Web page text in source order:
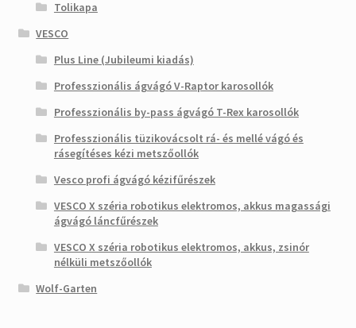
Tolikapa
VESCO
Plus Line (Jubileumi kiadás)
Professzionális ágvágó V-Raptor karosollók
Professzionális by-pass ágvágó T-Rex karosollók
Professzionális tüzikovácsolt rá- és mellé vágó és
rásegítéses kézi metszőollók
Vesco profi ágvágó kézifűrészek
VESCO X széria robotikus elektromos, akkus magassági
ágvágó láncfűrészek
VESCO X széria robotikus elektromos, akkus, zsinór
nélküli metszőollók
Wolf-Garten